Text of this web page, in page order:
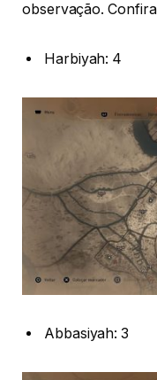
observação.
Harbiyah: 4
Abbasiyah: 3